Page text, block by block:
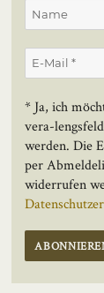
* Ja, ich
vera-
werden. Die
per
widerrufen